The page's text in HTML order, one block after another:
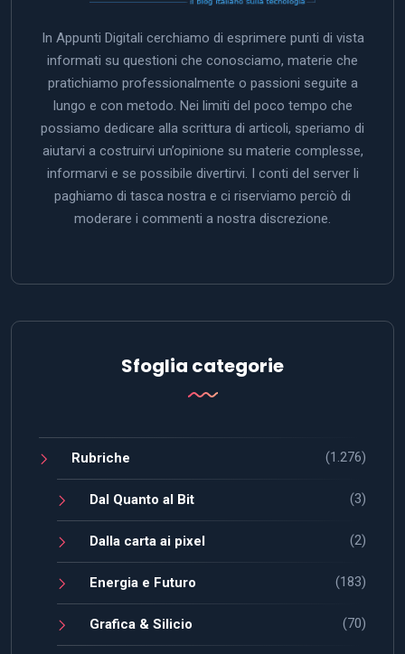
In Appunti Digitali cerchiamo di esprimere punti di vista
informati su questioni che conosciamo, materie che
pratichiamo professionalmente o passioni seguite a
lungo e con metodo. Nei limiti del poco tempo che
possiamo dedicare alla scrittura di articoli, speriamo di
aiutarvi a costruirvi un’opinione su materie complesse,
informarvi e se possibile divertirvi. I conti del server li
paghiamo di tasca nostra e ci riserviamo perciò di
moderare i commenti a nostra discrezione.
Sfoglia categorie
Rubriche (1.276)
Dal Quanto al Bit (3)
Dalla carta ai pixel (2)
Energia e Futuro (183)
Grafica & Silicio (70)